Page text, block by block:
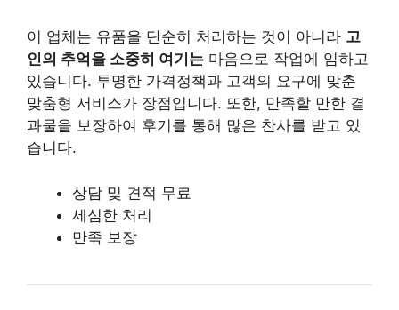
이 업체는 유품을 단순히 처리하는 것이 아니라 고
인의 추억을 소중히 여기는 마음으로 작업에 임하고
있습니다. 투명한 가격정책과 고객의 요구에 맞춘
맞춤형 서비스가 장점입니다. 또한, 만족할 만한 결
과물을 보장하여 후기를 통해 많은 찬사를 받고 있
습니다.
상담 및 견적 무료
세심한 처리
만족 보장